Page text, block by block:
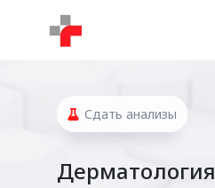
Сдать анализы
Дерматология